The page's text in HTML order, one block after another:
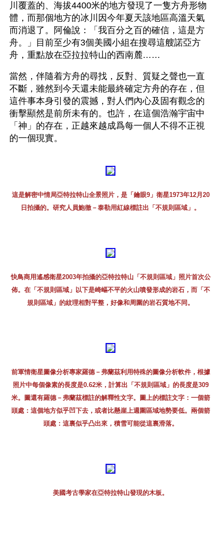
川覆蓋的、海拔4400米的地方發現了一隻方舟形物
體，而那個地方的冰川因今年夏天該地區高溫天氣
而消退了。阿倫說：「我百分之百的確信，這是方
舟。」目前至少有3個美國小組在搜尋這艘諾亞方
舟，重點放在亞拉拉特山的西南麓……
當然，伴隨着方舟的尋找，反對、質疑之聲也一直
不斷，雖然到今天還未能最終確定方舟的存在，但
這件事本身引發的震撼，對人們內心及固有觀念的
衝擊顯然是前所未有的。也許，在這個浩瀚宇宙中
「神」的存在，正越來越成爲每一個人不得不正視
的一個現實。
這是解密中情局亞特拉特山全景照片，是「鑰眼9」衛星1973年12月20
日拍攝的。研究人員鮑徹－泰勒用紅線標註出「不規則區域」。
快鳥商用遙感衛星2003年拍攝的亞特拉特山「不規則區域」照片首次公
佈。在「不規則區域」以下是崎嶇不平的火山噴發形成的岩石，而「不
規則區域」的紋理相對平整，好像和周圍的岩石質地不同。
前軍情衛星圖像分析專家羅德－弗蘭茲利用特殊的圖像分析軟件，根據
照片中每個像素的長度是0.62米，計算出「不規則區域」的長度是309
米。圖還有羅德－弗蘭茲標註的解釋性文字。圖上的標註文字：一個箭
頭處：這個地方似乎凹下去，或者比懸崖上週圍區域地勢要低。兩個箭
頭處：這裏似乎凸出來，積雪可能從這裏滑落。
美國考古學家在亞特拉特山發現的木板。